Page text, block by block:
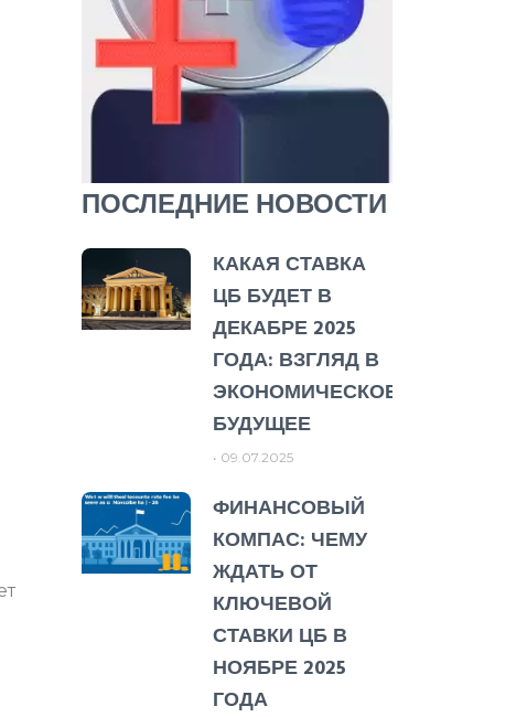
ПОСЛЕДНИЕ НОВОСТИ
КАКАЯ СТАВКА
ЦБ БУДЕТ В
ДЕКАБРЕ 2025
ГОДА: ВЗГЛЯД В
ЭКОНОМИЧЕСКОЕ
БУДУЩЕЕ
09.07.2025
ФИНАНСОВЫЙ
КОМПАС: ЧЕМУ
ЖДАТЬ ОТ
КЛЮЧЕВОЙ
СТАВКИ ЦБ В
НОЯБРЕ 2025
ГОДА